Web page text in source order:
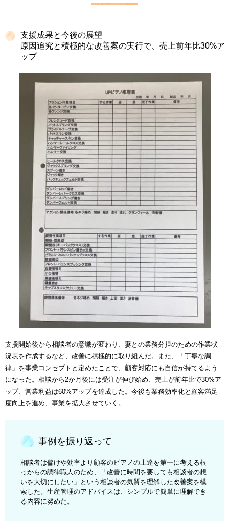
支援成果と今後の展望
原因追究と積極的な改善案の実行で、売上前年比30%ア
ップ
支援開始後から相談者の意識が変わり、妻との業務分担のための作業状
況表を作成するなど、改善に積極的に取り組んだ。また、「丁寧な調
律」を事業コンセプトと定めたことで、顧客対応にも自信が持てるよう
になった。相談から2か月後には受注が伸び始め、売上が前年比で30%ア
ップ、営業利益は60%アップを達成した。今後も業務効率化と顧客満足
度向上を進め、事業を拡大させていく。
事例を振り返って
相談者は儲けや効率より顧客のピアノの上達を第一に考える根
っからの調律職人のため、「改善に時間を要しても相談者の想
いを大切にしたい」という相談者の気質を理解した改善案を模
索した。生産管理のアドバイスは、シンプルで簡単に理解でき
る内容に努めた。